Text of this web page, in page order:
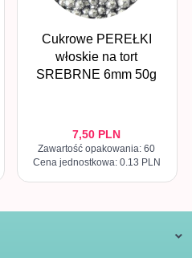
Cukrowe PEREŁKI
włoskie na tort
SREBRNE 6mm 50g
7,50 PLN
Zawartość opakowania: 60
Cena jednostkowa: 0.13 PLN